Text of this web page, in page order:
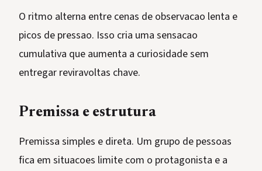
O ritmo alterna entre cenas de observacao lenta e
picos de pressao. Isso cria uma sensacao
cumulativa que aumenta a curiosidade sem
entregar reviravoltas chave.
Premissa e estrutura
Premissa simples e direta. Um grupo de pessoas
fica em situacoes limite com o protagonista e a